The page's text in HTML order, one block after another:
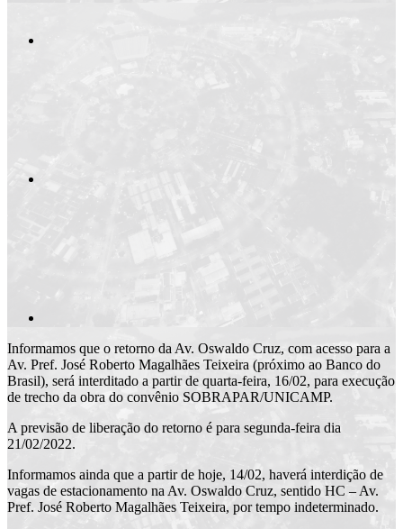
Informamos que o retorno da Av. Oswaldo Cruz, com acesso para a
Av. Pref. José Roberto Magalhães Teixeira (próximo ao Banco do
Brasil), será interditado a partir de quarta-feira, 16/02, para execução
de trecho da obra do convênio SOBRAPAR/UNICAMP.
A previsão de liberação do retorno é para segunda-feira dia
21/02/2022.
Informamos ainda que a partir de hoje, 14/02, haverá interdição de
vagas de estacionamento na Av. Oswaldo Cruz, sentido HC – Av.
Pref. José Roberto Magalhães Teixeira, por tempo indeterminado.